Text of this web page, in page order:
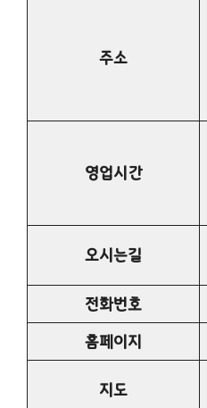
주소
영업시간
오시는길
전화번호
홈페이지
지도